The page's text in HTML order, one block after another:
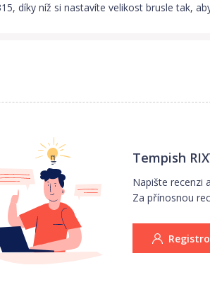
díky níž si nastavíte velikost brusle tak,
Tempish
Napište recenzi
Za přínosnou